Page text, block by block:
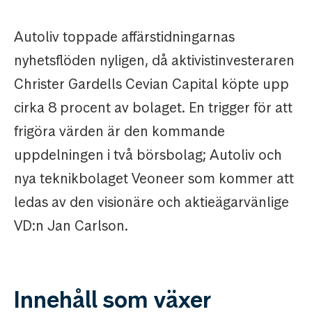
Autoliv toppade affärstidningarnas
nyhetsflöden nyligen, då aktivistinvesteraren
Christer Gardells Cevian Capital köpte upp
cirka 8 procent av bolaget. En trigger för att
frigöra värden är den kommande
uppdelningen i två börsbolag; Autoliv och
nya teknikbolaget Veoneer som kommer att
ledas av den visionäre och aktieägarvänlige
VD:n Jan Carlson.
Innehåll som växer